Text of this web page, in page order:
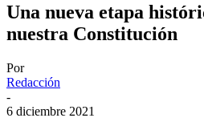
Una nueva etapa
nuestra Constitución
Por
Redacción
-
6 diciembre 2021